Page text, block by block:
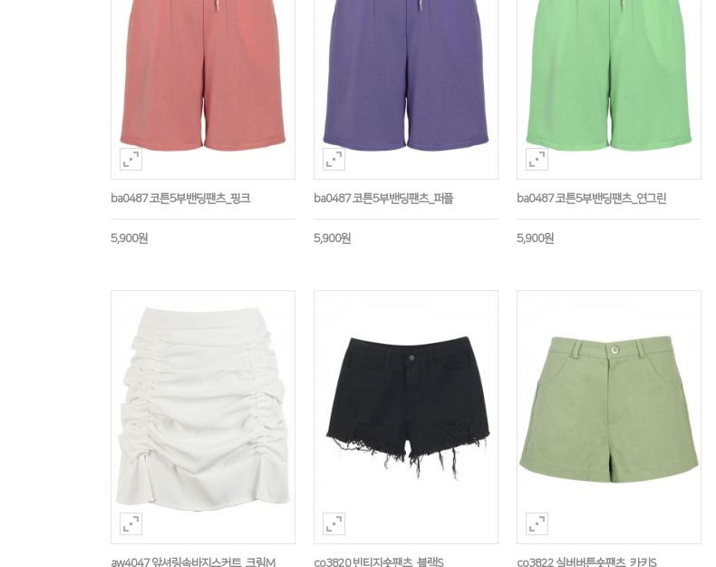
ba0487 코튼5부밴딩팬츠_핑크
5,900원
ba0487 코튼5부밴딩팬츠_퍼플
5,900원
ba0487 코튼5부밴딩팬츠_연그린
5,900원
aw4047 앞셔링속바지스커트_크림M co3820 빈티지숏팬츠_블랙S co3822 실버버튼숏팬츠_카키S